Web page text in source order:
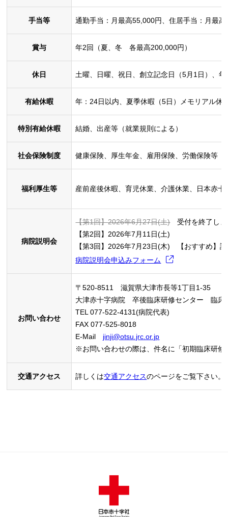
手当等 通勤手当：月最高55,000円、住居手当：月最
賞与 年2回（夏、冬 各最高200,000円）
休日 土曜、日曜、祝日、創立記念日（5月1日）、
有給休暇 年：24日以内、夏季休暇（5日）メモリアル休
特別有給休暇 結婚、出産等（就業規則による）
社会保険制度 健康保険、厚生年金、雇用保険、労働保険等
福利厚生等 産前産後休暇、育児休業、介護休業、日本赤
病院説明会
【第1回】2026年6月27日(土)受付を終了しま
【第2回】 2026年7 月11日(土)
【第3回】 2026年7 月 23日(木)
【おすすめ】
病院説明会申込みフォーム
お問い合わせ
〒520-8511 滋賀県大津市長等1丁目1-35
大津赤十字病院 卒後臨床研修センター 臨
TEL 077-522-4131(病院代表)
FAX 077-525-8018
E-Mail jinji@otsu.jrc.or.jp
※お問い合わせの際は、件名に「初期臨床研修
交通アクセス 詳しくは交通アクセスのページをご覧下さい。